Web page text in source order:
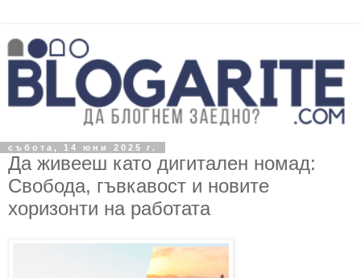
събота, 14 юни 2025 г.
Да живееш като дигитален номад:
Свобода, гъвкавост и новите
хоризонти на работата